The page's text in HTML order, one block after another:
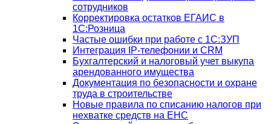
сотрудников
Корректировка остатков ЕГАИС в
1С:Розница
Частые ошибки при работе с 1С:ЗУП
Интеграция IP-телефонии и CRM
Бухгалтерский и налоговый учет выкупа
арендованного имущества
Документация по безопасности и охране
труда в строительстве
Новые правила по списанию налогов при
нехватке средств на ЕНС